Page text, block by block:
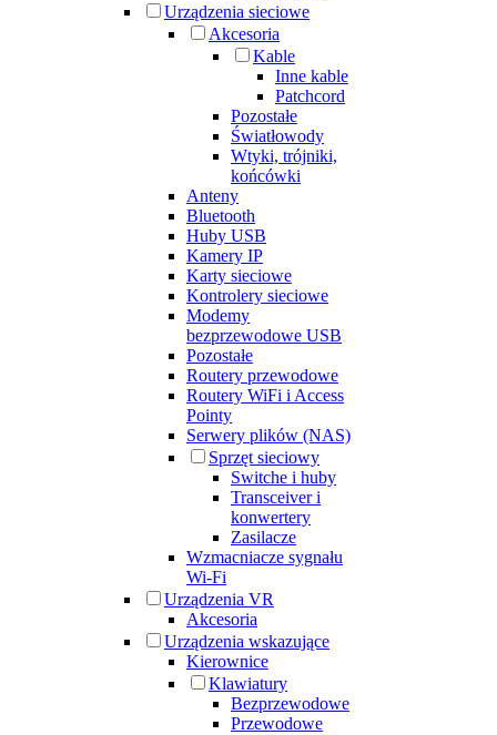
Urządzenia sieciowe
Akcesoria
Kable
Inne kable
Patchcord
Pozostałe
Światłowody
Wtyki, trójniki,
końcówki
Anteny
Bluetooth
Huby USB
Kamery IP
Karty sieciowe
Kontrolery sieciowe
Modemy
bezprzewodowe USB
Pozostałe
Routery przewodowe
Routery WiFi i Access
Pointy
Serwery plików (NAS)
Sprzęt sieciowy
Switche i huby
Transceiver i
konwertery
Zasilacze
Wzmacniacze sygnału
Wi-Fi
Urządzenia VR
Akcesoria
Urządzenia wskazujące
Kierownice
Klawiatury
Bezprzewodowe
Przewodowe